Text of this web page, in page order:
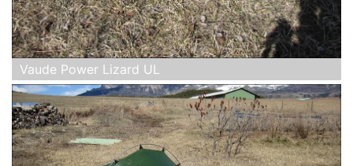
Vaude Power Lizard UL